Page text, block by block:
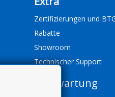
Zertifizierungen und
Rabatte
Showroom
Technischer Support
Fernwartung